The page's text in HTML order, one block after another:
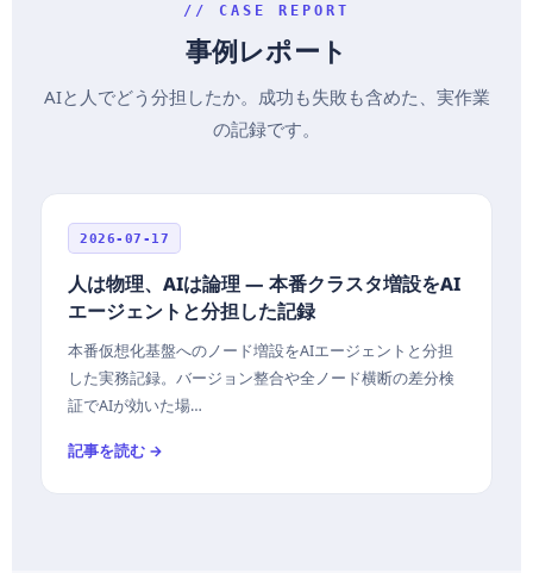
// CASE REPORT
事例レポート
AIと人でどう分担したか。成功も失敗も含めた、実作業
の記録です。
2026-07-17
人は物理、AIは論理 — 本番クラスタ増設をAI
エージェントと分担した記録
本番仮想化基盤へのノード増設をAIエージェントと分担
した実務記録。バージョン整合や全ノード横断の差分検
証でAIが効いた場…
記事を読む →